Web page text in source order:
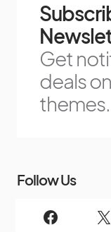
Get
deals
themes.
Follow Us